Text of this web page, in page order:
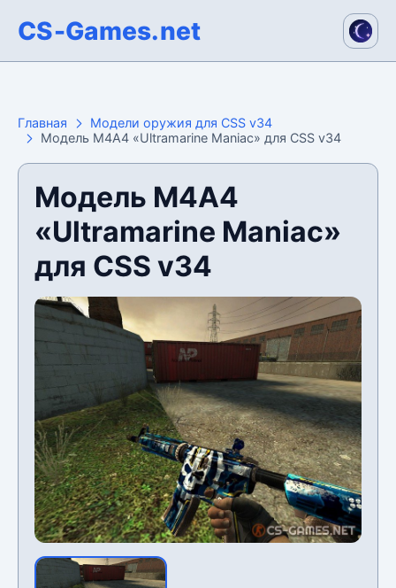
CS-Games.net
Главная
Модели оружия для CSS v34
Модель М4А4 «Ultramarine Maniac» для CSS v34
Модель М4А4
«Ultramarine Maniac»
для CSS v34